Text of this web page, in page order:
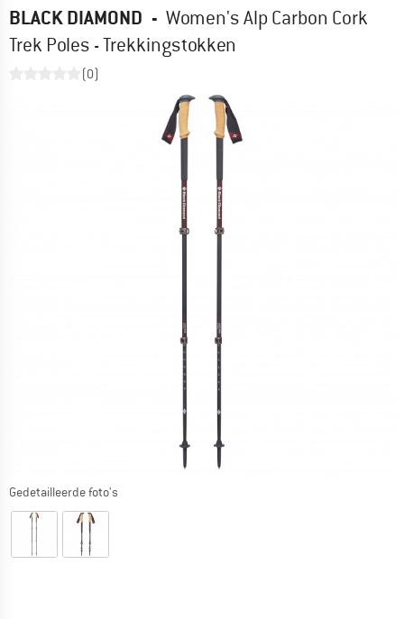
BLACK DIAMOND - Women's Alp Carbon Cork
Trek Poles - Trekkingstokken
(0)
Gedetailleerde foto's